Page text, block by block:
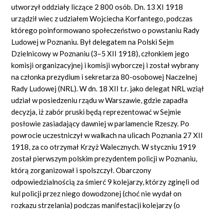
utworzył oddziały liczące 2 800 osób. Dn. 13 XI 1918
urządził wiec z udziałem Wojciecha Korfantego, podczas
którego poinformowano społeczeństwo o powstaniu Rady
Ludowej w Poznaniu. Był delegatem na Polski Sejm
Dzielnicowy w Poznaniu (3–5 XII 1918), członkiem jego
komisji organizacyjnej i komisji wyborczej i został wybrany
na członka prezydium i sekretarza 80-osobowej Naczelnej
Rady Ludowej (NRL). W dn. 18 XII t.r. jako delegat NRL wziął
udział w posiedzeniu rządu w Warszawie, gdzie zapadła
decyzja, iż zabór pruski będą reprezentować w Sejmie
posłowie zasiadający dawniej w parlamencie Rzeszy. Po
powrocie uczestniczył w walkach na ulicach Poznania 27 XII
1918, za co otrzymał Krzyż Walecznych. W styczniu 1919
został pierwszym polskim prezydentem policji w Poznaniu,
którą zorganizował i spolszczył. Obarczony
odpowiedzialnością za śmierć 9 kolejarzy, którzy zginęli od
kul policji przez niego dowodzonej (choć nie wydał on
rozkazu strzelania) podczas manifestacji kolejarzy (o